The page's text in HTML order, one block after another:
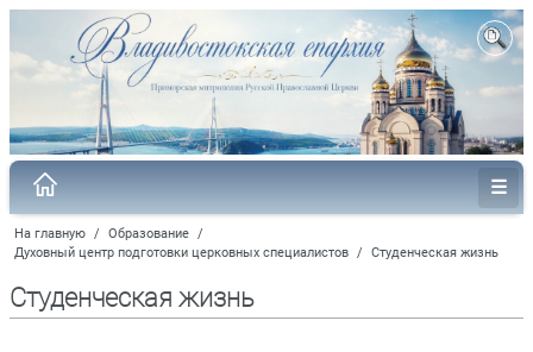
На главную / Образование /
Духовный центр подготовки церковных специалистов / Студенческая жизнь
Студенческая жизнь